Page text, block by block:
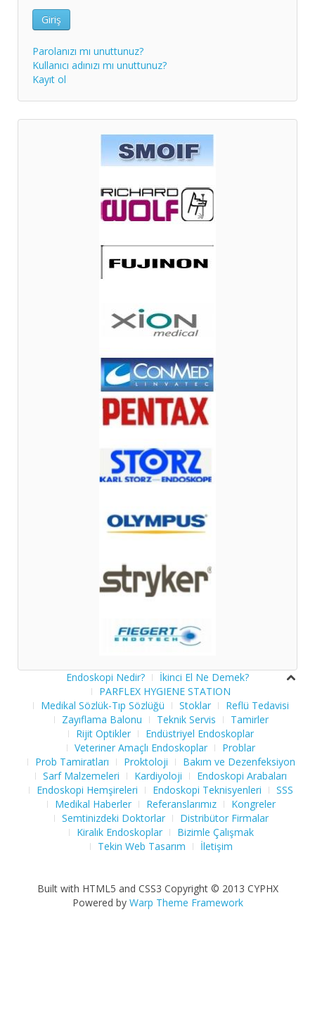
Giriş
Parolanızı mı unuttunuz?
Kullanıcı adınızı mı unuttunuz?
Kayıt ol
Endoskopi Nedir?
İkinci El Ne Demek?
PARFLEX HYGIENE STATION
Medikal Sözlük-Tıp Sözlüğü
Stoklar
Reflü Tedavisi
Zayıflama Balonu
Teknik Servis
Tamirler
Rijit Optikler
Endüstriyel Endoskoplar
Veteriner Amaçlı Endoskoplar
Problar
Prob Tamiratları
Proktoloji
Bakım ve Dezenfeksiyon
Sarf Malzemeleri
Kardiyoloji
Endoskopi Arabaları
Endoskopi Hemşireleri
Endoskopi Teknisyenleri
SSS
Medikal Haberler
Referanslarımız
Kongreler
Semtinizdeki Doktorlar
Distribütor Firmalar
Kiralık Endoskoplar
Bizimle Çalışmak
Tekin Web Tasarım
İletişim
Built with HTML5 and CSS3 Copyright © 2013 CYPHX
Powered by Warp Theme Framework